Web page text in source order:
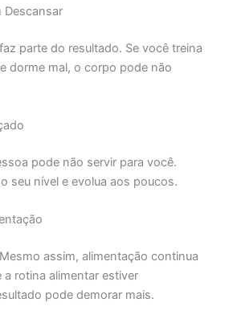
Descansar
parte do resultado. Se você treina
dorme mal, o corpo pode não
pode não servir para você.
seu nível e evolua aos poucos.
assim, alimentação continua
a rotina alimentar estiver
pode demorar mais.